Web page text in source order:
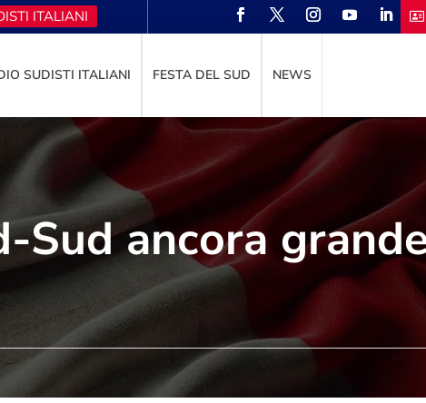
ITALIANI
SUDISTI ITALIANI FESTA DEL SUD NEWS
Sud ancora